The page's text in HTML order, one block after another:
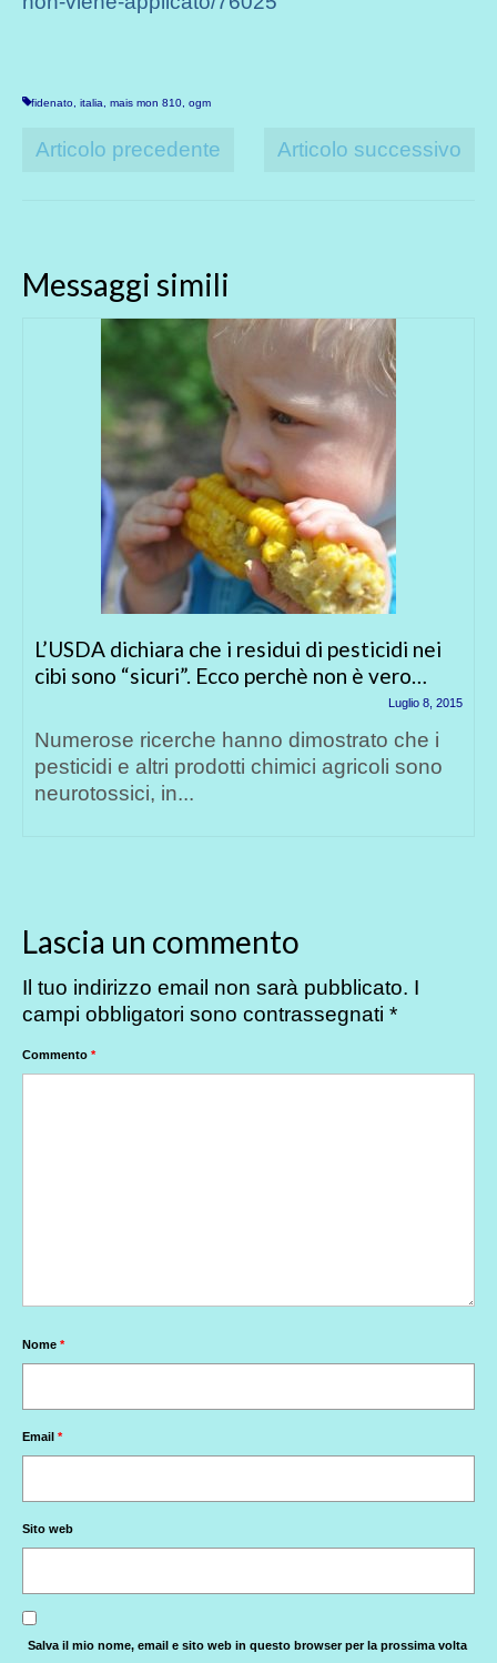
fidenato italia mais mon 810 ogm
Articolo precedente Articolo successivo
Messaggi simili
L’USDA dichiara che i residui di pesticidi nei
cibi sono “sicuri”. Ecco perchè non è vero…
Luglio 8, 2015
Numerose ricerche hanno dimostrato che i
pesticidi e altri prodotti chimici agricoli sono
neurotossici, in...
Lascia un commento
Il tuo indirizzo email non sarà pubblicato. I
campi obbligatori sono contrassegnati *
Commento *
Nome *
Email *
Sito web
Salva il mio nome, email e sito web in questo browser per la prossima volta